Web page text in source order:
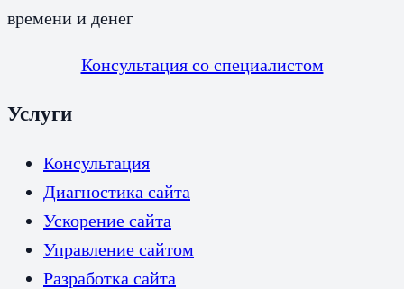
времени и денег
Консультация со специалистом
Услуги
Консультация
Диагностика сайта
Ускорение сайта
Управление сайтом
Разработка сайта